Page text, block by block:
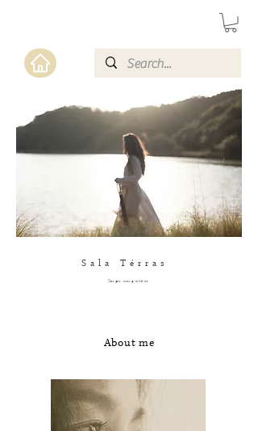
Sala Térras
Singer song writer
About me